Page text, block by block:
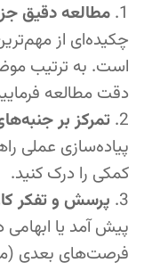
مطالعه دقیق
چکیده‌ای از
است. به ترتیب
دقت مطالعه
تمرکز بر
پیاده‌سازی عملی
کمکی را درک کنید.
پرسش و تفکر
پیش آمد یا ابهامی
فرصت‌های بعدی